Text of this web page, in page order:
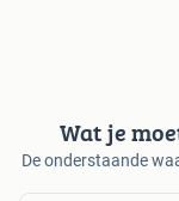
Wat je
De onderstaande